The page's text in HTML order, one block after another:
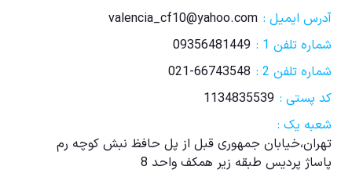
آدرس ایمیل : valencia_cf10@yahoo.com
شماره تلفن 1 :
09356481449
شماره تلفن 2 :
021-66743548
کد پستی : 1134835539
شعبه یک :
تهران،خیابان جمهوری قبل از پل حافظ نبش کوچه رم
پاساژ پردیس طبقه زیر همکف واحد 8